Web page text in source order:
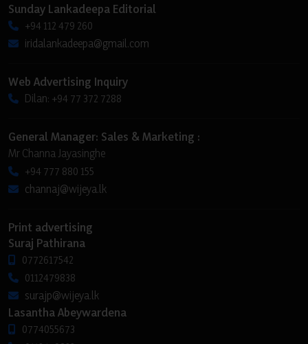
Sunday Lankadeepa Editorial
+94 112 479 260
iridalankadeepa@gmail.com
Web Advertising Inquiry
Dilan: +94 77 372 7288
General Manager: Sales & Marketing :
Mr Channa Jayasinghe
+94 777 880 155
channaj@wijeya.lk
Print advertising
Suraj Pathirana
0772617542
0112479838
surajp@wijeya.lk
Lasantha Abeywardena
0774055673